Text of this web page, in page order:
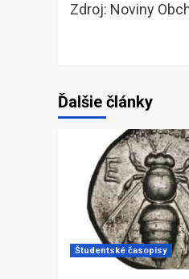
Zdroj: Noviny
Ďalšie články
Študentské časopisy